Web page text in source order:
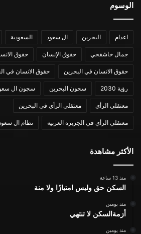
الوسوم
اعدام البحرين ال سعود السعودية
جمال خاشقجي حقوق الإنسان حقوق
حقوق الانسان في البحرين حقوق الانسان في
رؤية 2030 سجون البحرين سجون ال
معتقلي الرأي معتقلي الرأي في البحرين
معتقلي الرأي في الجزيرة العربية نظام ال
الأكثر مشاهدة
منذ 13 ساعة
السكن حق وليس امتيازًا ولا منة
منذ يومين
أزمةالسكن لا تنتهي
منذ يومين